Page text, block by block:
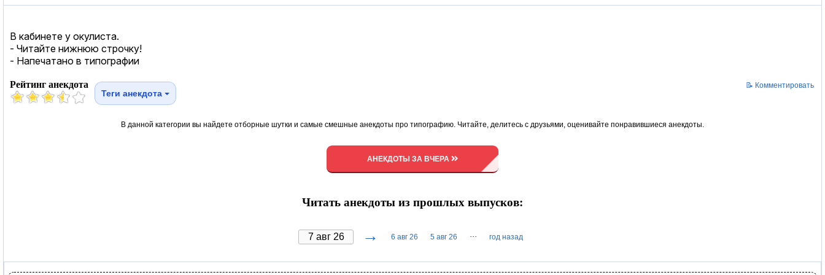
В кабинете у окулиста.
- Читайте нижнюю строчку!
- Напечатано в типографии
Рейтинг анекдота
Теги анекдота
📝 Комментировать
В данной категории вы найдете отборные шутки и самые смешные анекдоты про типографию. Читайте, делитесь с друзьями, оценивайте понравившиеся анекдоты.
АНЕКДОТЫ ЗА ВЧЕРА
Читать анекдоты из прошлых выпусков:
→ 6 авг 26 5 авг 26 ··· год назад